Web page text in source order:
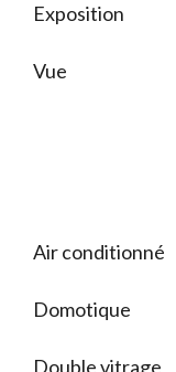
Exposition
Vue
Air conditionné
Domotique
Double vitrage